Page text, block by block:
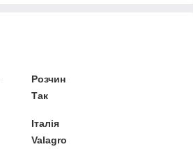
Розчин
Так
Італія
Valagro